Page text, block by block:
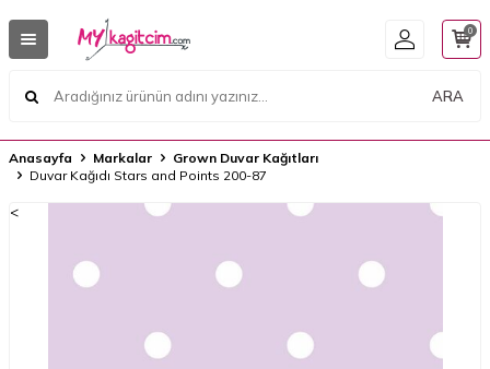
ARA
0
Anasayfa Markalar
Grown Duvar Kağıtları
Duvar Kağıdı Stars and Points 200-87
<